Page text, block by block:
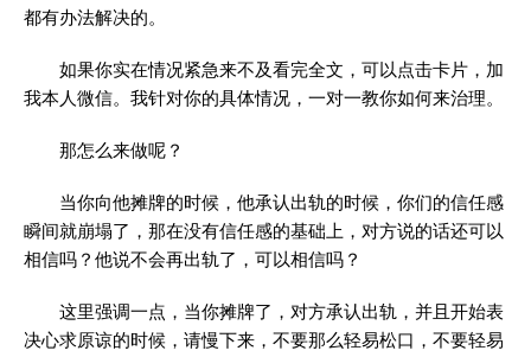
都有办法解决的。
如果你实在情况紧急来不及看完全文，可以点击卡片，加
我本人微信。我针对你的具体情况，一对一教你如何来治理。
那怎么来做呢？
当你向他摊牌的时候，他承认出轨的时候，你们的信任感
瞬间就崩塌了，那在没有信任感的基础上，对方说的话还可以
相信吗？他说不会再出轨了，可以相信吗？
这里强调一点，当你摊牌了，对方承认出轨，并且开始表
决心求原谅的时候，请慢下来，不要那么轻易松口，不要轻易